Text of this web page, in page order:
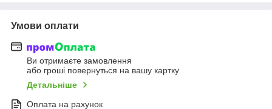
Умови оплати
Ви отримаєте замовлення
або гроші повернуться на вашу картку
Детальніше
Оплата на рахунок